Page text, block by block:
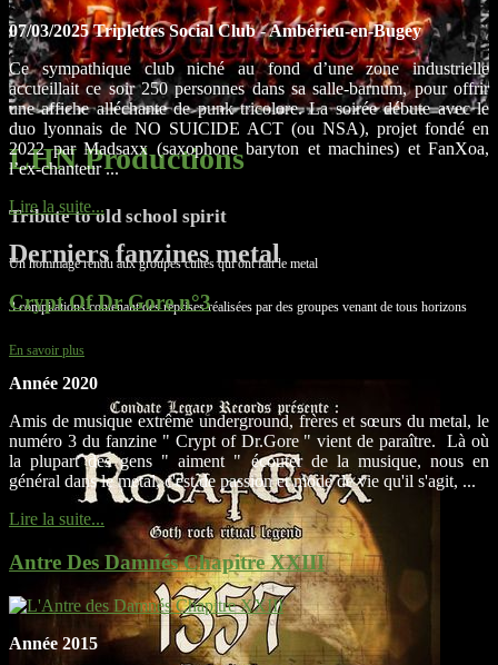
LHN Productions
Tribute to old school spirit
Un hommage rendu aux groupes cultes qui ont fait le metal
3 compilations contenant des reprises réalisées par des groupes venant de tous horizons
En savoir plus
07/03/2025 Triplettes Social Club - Ambérieu-en-Bugey
Ce sympathique club niché au fond d’une zone industrielle
accueillait ce soir 250 personnes dans sa salle-barnum, pour offrir
une affiche alléchante de punk tricolore. La soirée débute avec le
duo lyonnais de NO SUICIDE ACT (ou NSA), projet fondé en
2022 par Madsaxx (saxophone baryton et machines) et FanXoa,
l’ex-chanteur ...
Lire la suite...
Derniers fanzines metal
Crypt Of Dr Gore n°3
Année 2020
Amis de musique extrême underground, frères et sœurs du metal, le
numéro 3 du fanzine " Crypt of Dr.Gore " vient de paraître. Là où
la plupart des gens " aiment " écouter de la musique, nous en
général dans le metal, c'est de passion et mode de vie qu'il s'agit, ...
Lire la suite...
Antre Des Damnés Chapitre XXIII
Année 2015